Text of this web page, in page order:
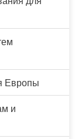
Европы
и